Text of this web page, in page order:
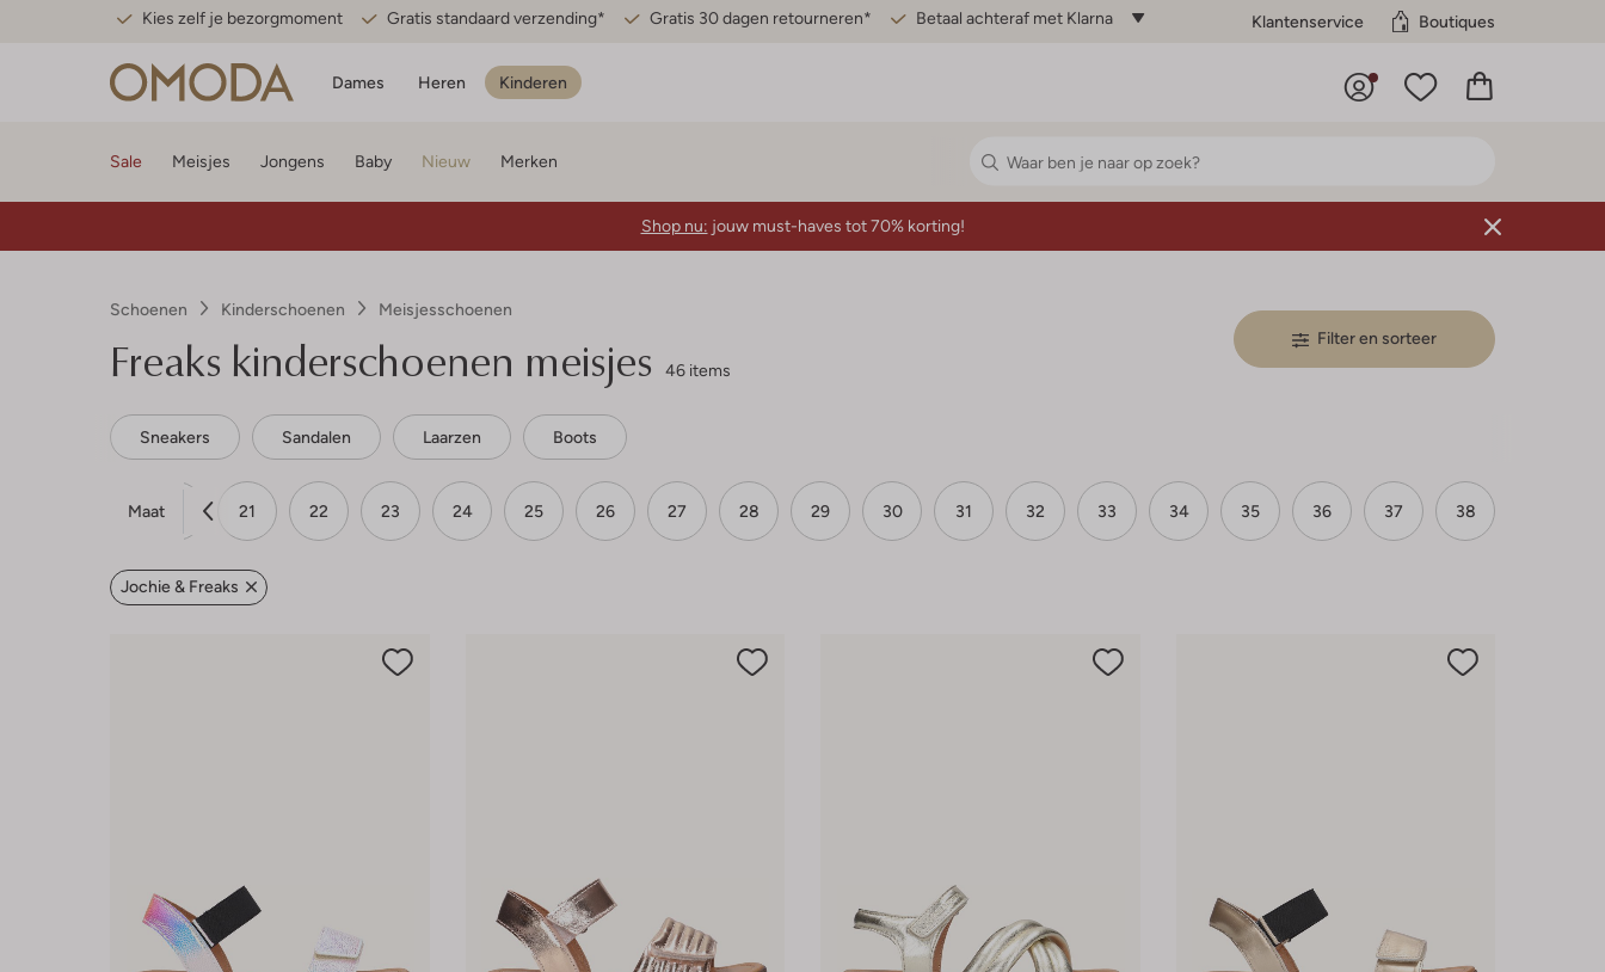
Kies zelf je bezorgmoment Gratis standaard verzending* Gratis 30 dagen retourneren* Betaal achteraf met Klarna Klantenservice Boutiques
Dames Heren Kinderen
Sale Meisjes Jongens Baby Nieuw Merken
Shop nu: jouw must-haves tot 70% korting!
Schoenen Kinderschoenen Meisjesschoenen
Freaks kinderschoenen meisjes 46 items
Filter en sorteer
Sneakers Sandalen Laarzen Boots
Maat 21 22 23 24 25 26 27 28 29 30 31 32 33 34 35 36 37 38
Jochie & Freaks